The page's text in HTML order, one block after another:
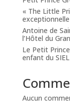
« The Little
Antoine de
l’Hôtel du
Le Petit
enfant du
Aucun